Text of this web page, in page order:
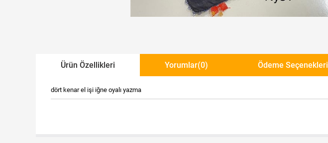
Ürün Özellikleri Yorumlar(0) Ödeme Seçenekleri
dört kenar el işi iğne oyalı yazma